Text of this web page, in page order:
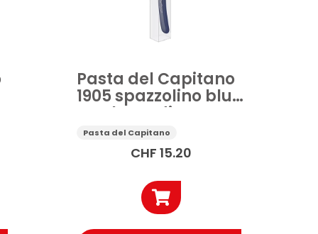
Pasta del Capitano
1905 spazzolino blu
setole medie
Pasta del Capitano
CHF 15.20